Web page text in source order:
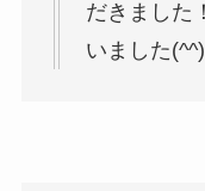
だきました
いました(^^)